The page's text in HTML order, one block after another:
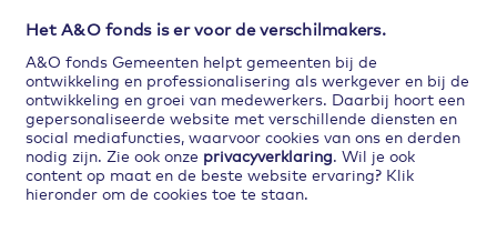
Het A&O fonds is er voor de verschilmakers.
A&O fonds Gemeenten helpt gemeenten bij de
ontwikkeling en professionalisering als werkgever en bij de
ontwikkeling en groei van medewerkers. Daarbij hoort een
gepersonaliseerde website met verschillende diensten en
social mediafuncties, waarvoor cookies van ons en derden
nodig zijn. Zie ook onze privacyverklaring . Wil je ook
content op maat en de beste website ervaring? Klik
hieronder om de cookies toe te staan.
Handreiking
Over veilige en gezonde
arbeidsomstandigheden
Lees meer
Flyer arbocatalogus